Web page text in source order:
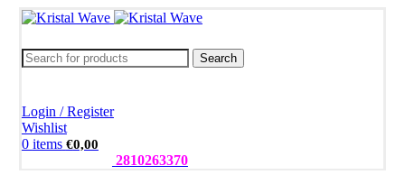
Search
Login / Register
Wishlist
0 items €0,00
2810263370